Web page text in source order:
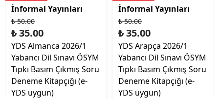
İnformal Yayınları
₺ 50.00
₺ 35.00
YDS Almanca 2026/1
Yabancı Dil Sınavı ÖSYM
Tıpkı Basım Çıkmış Soru
Deneme Kitapçığı (e-
YDS uygun)
İnformal Yayınları
₺ 50.00
₺ 35.00
YDS Arapça 2026/1
Yabancı Dil Sınavı ÖSYM
Tıpkı Basım Çıkmış Soru
Deneme Kitapçığı (e-
YDS uygun)